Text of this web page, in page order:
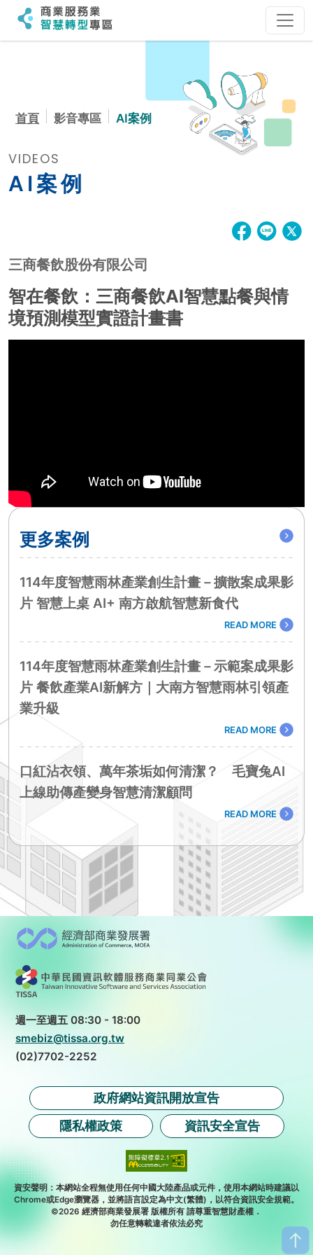
首頁 影音專區 AI案例
VIDEOS
AI案例
三商餐飲股份有限公司
智在餐飲：三商餐飲AI智慧點餐與情
境預測模型實證計畫書
更多案例
114年度智慧雨林產業創生計畫－擴散案成果影
片 智慧上桌 AI+ 南方啟航智慧新食代
READ MORE
114年度智慧雨林產業創生計畫－示範案成果影
片 餐飲產業AI新解方｜大南方智慧雨林引領產
業升級
READ MORE
口紅沾衣領、萬年茶垢如何清潔？ 毛寶兔AI
上線助傳產變身智慧清潔顧問
READ MORE
週一至週五 08:30 - 18:00
smebiz@tissa.org.tw
(02)7702-2252
政府網站資訊開放宣告
隱私權政策
資訊安全宣告
資安聲明：本網站全程無使用任何中國大陸產品或元件，使用本網站時建議以
Chrome或Edge瀏覽器，並將語言設定為中文(繁體)，以符合資訊安全規範。
©2026 經濟部商業發展署 版權所有 請尊重智慧財產權．
勿任意轉載違者依法必究